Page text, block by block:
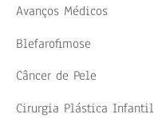
Avanços Médicos
Blefarofimose
Câncer de Pele
Cirurgia Plástica Infantil